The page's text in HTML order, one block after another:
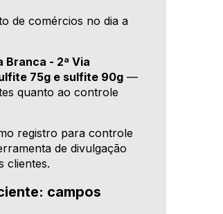
de comércios no dia a
Branca - 2ª Via
75g e sulfite 90g —
quanto ao controle
registro para controle
de divulgação
clientes.
campos